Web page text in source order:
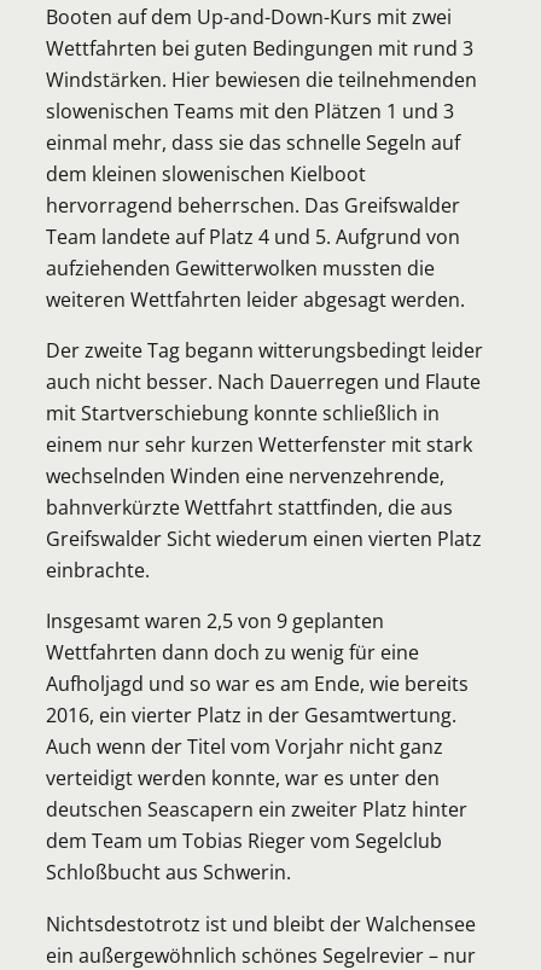
Booten auf dem Up-and-Down-Kurs mit zwei
Wettfahrten bei guten Bedingungen mit rund 3
Windstärken. Hier bewiesen die teilnehmenden
slowenischen Teams mit den Plätzen 1 und 3
einmal mehr, dass sie das schnelle Segeln auf
dem kleinen slowenischen Kielboot
hervorragend beherrschen. Das Greifswalder
Team landete auf Platz 4 und 5. Aufgrund von
aufziehenden Gewitterwolken mussten die
weiteren Wettfahrten leider abgesagt werden.
Der zweite Tag begann witterungsbedingt leider
auch nicht besser. Nach Dauerregen und Flaute
mit Startverschiebung konnte schließlich in
einem nur sehr kurzen Wetterfenster mit stark
wechselnden Winden eine nervenzehrende,
bahnverkürzte Wettfahrt stattfinden, die aus
Greifswalder Sicht wiederum einen vierten Platz
einbrachte.
Insgesamt waren 2,5 von 9 geplanten
Wettfahrten dann doch zu wenig für eine
Aufholjagd und so war es am Ende, wie bereits
2016, ein vierter Platz in der Gesamtwertung.
Auch wenn der Titel vom Vorjahr nicht ganz
verteidigt werden konnte, war es unter den
deutschen Seascapern ein zweiter Platz hinter
dem Team um Tobias Rieger vom Segelclub
Schloßbucht aus Schwerin.
Nichtsdestotrotz ist und bleibt der Walchensee
ein außergewöhnlich schönes Segelrevier – nur